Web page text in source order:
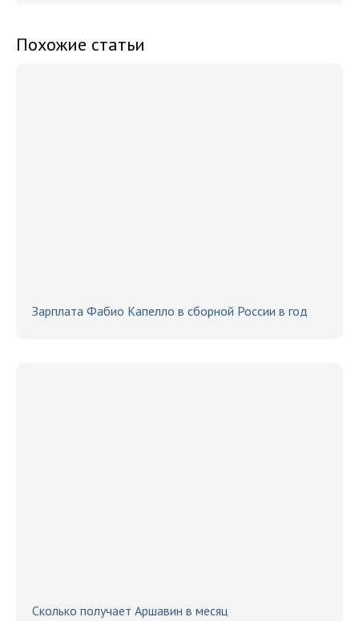
Похожие статьи
Зарплата Фабио Капелло в сборной России в год
Сколько получает Аршавин в месяц